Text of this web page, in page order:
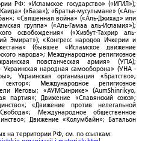
РФ: «Исламское государство» («ИГИЛ»);
(«База»); «Братья-мусульмане» («Аль-
«Священная война» («Аль-Джихад» или
группа» («Аль-Гамаа аль-Исламия»);
освобождения» («Хизбут-Тахрир аль-
Эмират»); «Конгресс народов Ичкерии и
(бывшее «Исламское движение
народа»; Международное религиозное
повстанческая армия» (УПА);
Украинская народная самооборона» (УНА -
Украинская организация «Братство»;
Международное религиозное
Иеговы; «АУМСинрике» (AumShinrikyo,
партия»; Движение «Славянский союз»;
«Движение против нелегальной
Международное общественное
Движение «Колумбайн»; Батальон
на территории РФ, см. по ссылкам: